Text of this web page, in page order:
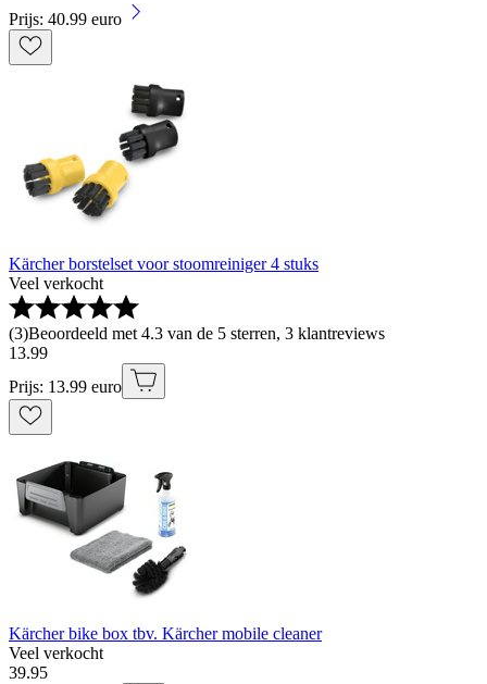
Prijs: 40.99 euro
Kärcher borstelset voor stoomreiniger 4 stuks
Veel verkocht
(3)Beoordeeld met 4.3 van de 5 sterren, 3 klantreviews
13.99
Prijs: 13.99 euro
Kärcher bike box tbv. Kärcher mobile cleaner
Veel verkocht
39.95